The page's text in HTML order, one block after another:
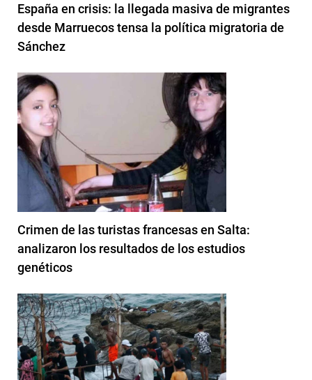
España en crisis: la llegada masiva de migrantes
desde Marruecos tensa la política migratoria de
Sánchez
Crimen de las turistas francesas en Salta:
analizaron los resultados de los estudios
genéticos